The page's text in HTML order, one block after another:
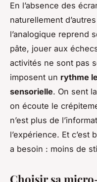
En l’absence des
naturellement
l’analogique reprend
pâte, jouer aux
activités ne sont pas
imposent un rythme
sensorielle. On sent
on écoute le
n’est plus de
l’expérience. Et
a besoin : moins de